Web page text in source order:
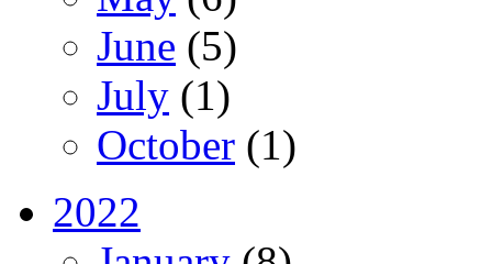
June (5)
July (1)
October (1)
2022